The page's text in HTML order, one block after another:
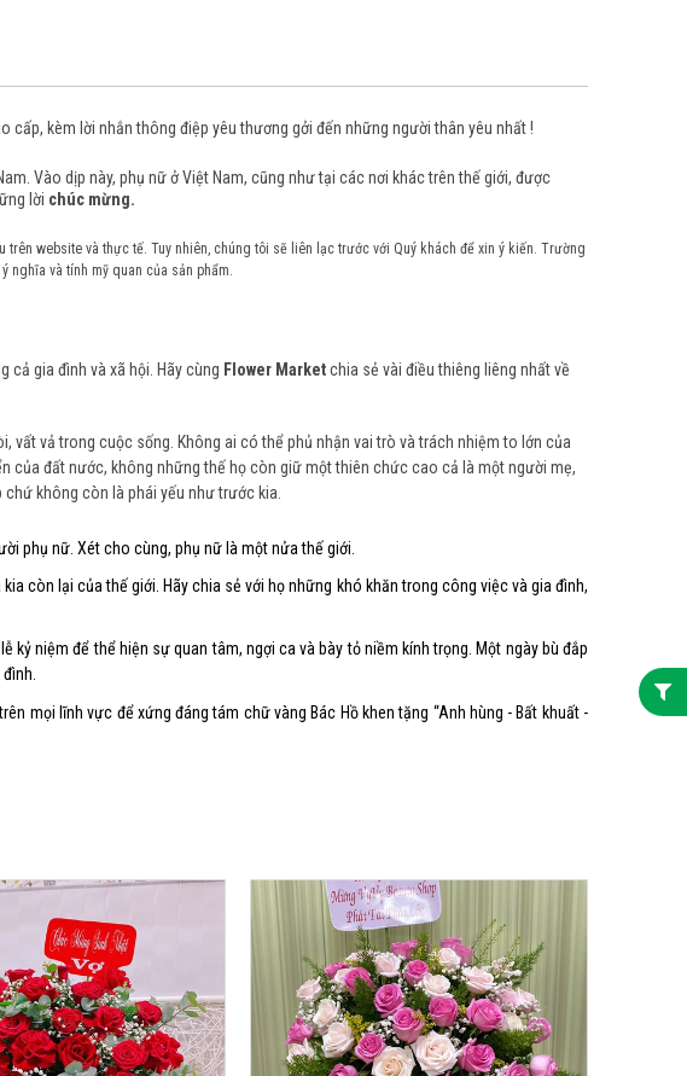
kèm lời nhắn thông điệp yêu thương gởi đến những người thân yêu nhất !
Vào dịp này, phụ nữ ở Việt Nam, cũng như tại các nơi khác trên thế giới, được
lời chúc mừng.
website và thực tế. Tuy nhiên, chúng tôi sẽ liên lạc trước với Quý khách để xin ý kiến. Trường
nghĩa và tính mỹ quan của sản phẩm.
cả gia đình và xã hội. Hãy cùng Flower Marketchia sẻ vài điều thiêng liêng nhất về
vất vả trong cuộc sống. Không ai có thể phủ nhận vai trò và trách nhiệm to lớn của
của đất nước, không những thế họ còn giữ một thiên chức cao cả là một người mẹ,
không còn là phái yếu như trước kia.
phụ nữ. Xét cho cùng, phụ nữ là một nửa thế giới.
còn lại của thế giới. Hãy chia sẻ với họ những khó khăn trong công việc và gia đình,
kỷ niệm để thể hiện sự quan tâm, ngợi ca và bày tỏ niềm kính trọng. Một ngày bù đắp
mọi lĩnh vực để xứng đáng tám chữ vàng Bác Hồ khen tặng “Anh hùng - Bất khuất -